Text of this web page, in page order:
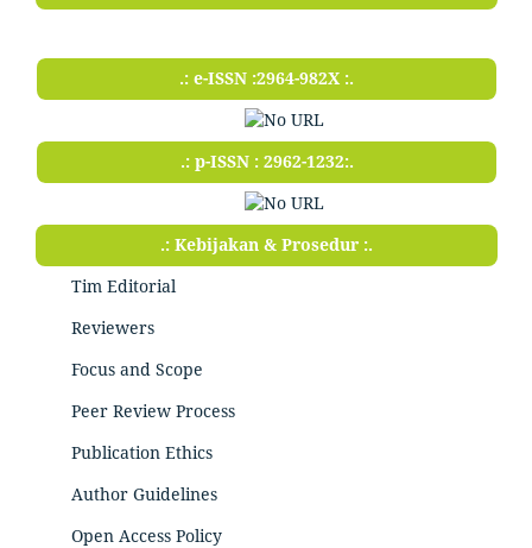
.: e-ISSN :2964-982X :.
.: p-ISSN : 2962-1232:.
.: Kebijakan & Prosedur :.
Tim Editorial
Reviewers
Focus and Scope
Peer Review Process
Publication Ethics
Author Guidelines
Open Access Policy